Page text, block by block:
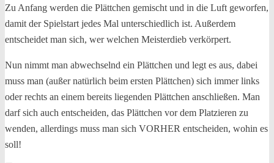
Zu Anfang werden die Plättchen gemischt und in die Luft geworfen,
damit der Spielstart jedes Mal unterschiedlich ist. Außerdem
entscheidet man sich, wer welchen Meisterdieb verkörpert.
Nun nimmt man abwechselnd ein Plättchen und legt es aus, dabei
muss man (außer natürlich beim ersten Plättchen) sich immer links
oder rechts an einem bereits liegenden Plättchen anschließen. Man
darf sich auch entscheiden, das Plättchen vor dem Platzieren zu
wenden, allerdings muss man sich VORHER entscheiden, wohin es
soll!